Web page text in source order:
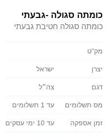
כומתה סגולה -גבעתי
כומתה סגולה חטיבת גבעתי
מק"ט
יצרן ישראל
דגם צה״ל
מס תשלומים עד 1 תשלומים
זמן אספקה עד 10 ימי עסקים